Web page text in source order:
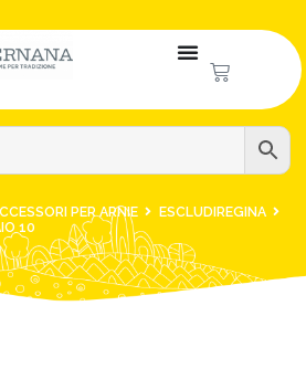
PER ARNIE
ESCLUDIREGINA
10